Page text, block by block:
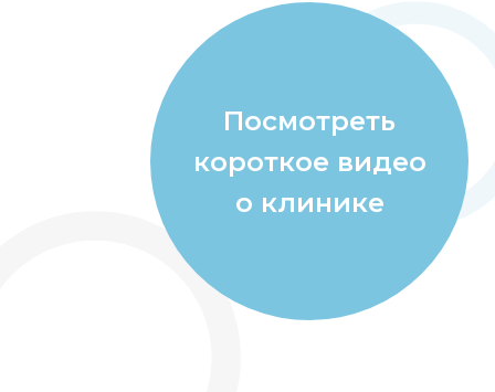
Посмотреть
короткое видео
о клинике